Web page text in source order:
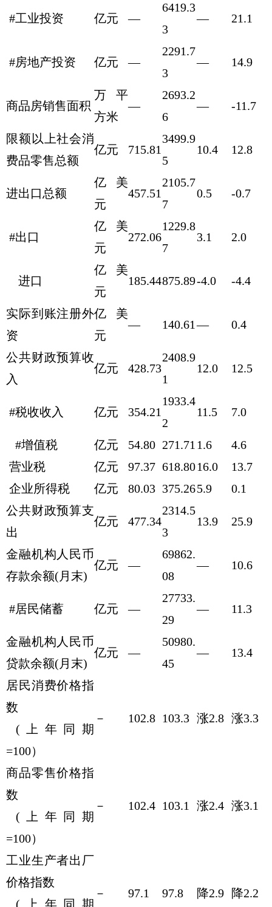
#工业投资 亿元 —
6419.3
3
— 21.1
#房地产投资 亿元 —
2291.7
3
— 14.9
商品房销售面积
万平
方米
—
2693.2
6
— -11.7
限额以上社会消
费品零售总额
亿元 715.81
3499.9
5
10.4 12.8
进出口总额
亿美
元
457.51
2105.7
7
0.5 -0.7
#出口
亿美
元
272.06
1229.8
7
3.1 2.0
进口
亿美
元
185.44875.89-4.0 -4.4
实际到账注册外
资
亿美
元
— 140.61 — 0.4
公共财政预算收
入
亿元 428.73
2408.9
1
12.0 12.5
#税收收入 亿元 354.21
1933.4
2
11.5 7.0
#增值税 亿元 54.80 271.71 1.6
4.6
营业税
亿元 97.37 618.8016.0
13.7
企业所得税
亿元 80.03 375.265.9
0.1
公共财政预算支
出
亿元 477.34
2314.5
3
13.9 25.9
金融机构人民币
存款余额(月末)
亿元 —
69862.
08
— 10.6
#居民储蓄 亿元 —
27733.
29
— 11.3
金融机构人民币
贷款余额(月末)
亿元 —
50980.
45
— 13.4
居民消费价格指
数
(上年同期
=100）
－ 102.8 103.3 涨2.8 涨3.3
商品零售价格指
数
(上年同期
=100）
－ 102.4 103.1 涨2.4 涨3.1
工业生产者出厂
价格指数
(上年同期
－ 97.1 97.8 降2.9 降2.2